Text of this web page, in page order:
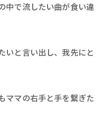
中で流したい曲が食い違
いと言い出し、我先にと
ママの右手と手を繋ぎた